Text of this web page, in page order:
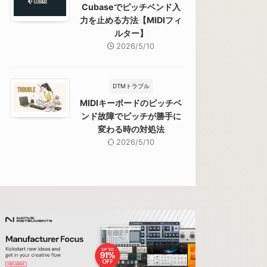
Cubaseでピッチベンド入
力を止める方法【MIDIフィ
ルター】
2026/5/10
DTMトラブル
MIDIキーボードのピッチベ
ンド故障でピッチが勝手に
変わる時の対処法
2026/5/10